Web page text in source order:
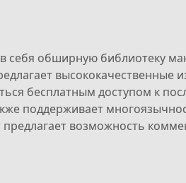
себя обширную библиотеку
бесплатным доступом к
поддерживает
возможность